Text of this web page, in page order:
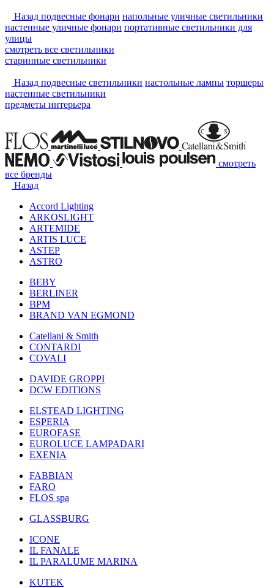
Назад подвесные фонари напольные уличные светильники
настенные уличные фонари портативные светильники для
улицы
смотреть все светильники
старинные светильники
Назад подвесные светильники настольные лампы торшеры
настенные светильники
предметы интерьера
смотреть
все бренды
Назад
Accord Lighting
ARKOSLIGHT
ARTEMIDE
ARTIS LUCE
ASTEP
ASTRO
BEBY
BERLINER
BPM
BRAND VAN EGMOND
Catellani & Smith
CONTARDI
COVALI
DAVIDE GROPPI
DCW EDITIONS
ELSTEAD LIGHTING
ESPERIA
EUROFASE
EUROLUCE LAMPADARI
EXENIA
FABBIAN
FARO
FLOS spa
GLASSBURG
ICONE
IL FANALE
IL PARALUME MARINA
KUTEK